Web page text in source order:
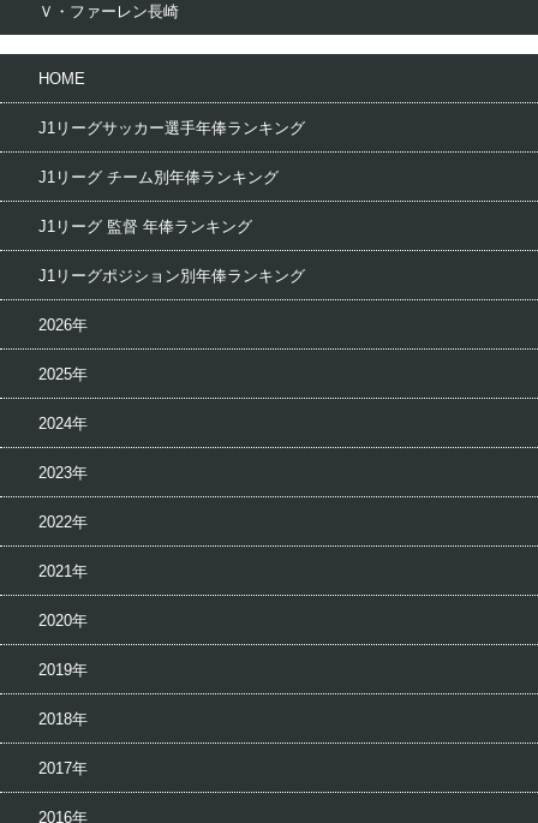
Ｖ・ファーレン長崎
HOME
J1リーグサッカー選手年俸ランキング
J1リーグ チーム別年俸ランキング
J1リーグ 監督 年俸ランキング
J1リーグポジション別年俸ランキング
2026年
2025年
2024年
2023年
2022年
2021年
2020年
2019年
2018年
2017年
2016年